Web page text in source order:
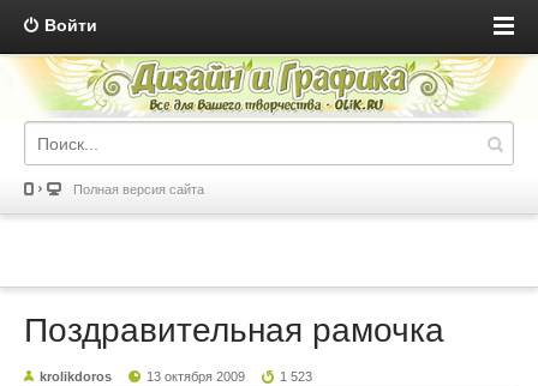
Войти
Полная версия сайта
Поздравительная рамочка
krolikdoros 13 октября 2009 1 523